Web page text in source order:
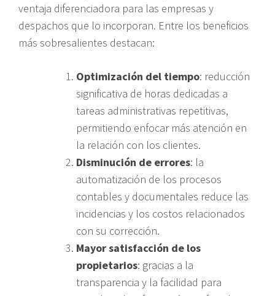
ventaja diferenciadora para las empresas y
despachos que lo incorporan. Entre los beneficios
más sobresalientes destacan:
Optimización del tiempo: reducción
significativa de horas dedicadas a
tareas administrativas repetitivas,
permitiendo enfocar más atención en
la relación con los clientes.
Disminución de errores: la
automatización de los procesos
contables y documentales reduce las
incidencias y los costos relacionados
con su corrección.
Mayor satisfacción de los
propietarios: gracias a la
transparencia y la facilidad para